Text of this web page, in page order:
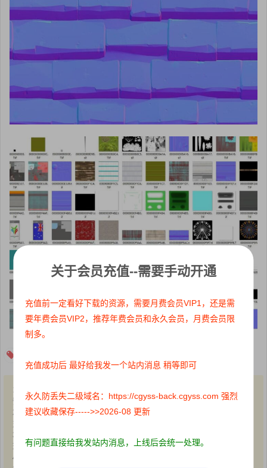
1、本站所有文章内容均来源于互联网，我站仅作收集整理，VIP/积分
赞助/打赏等费用仅为维持网站正常运转;
2、本站部分文章、图片不代表本站立场，并不代表本站赞同其观点和
对其真实性负责;
3、本站一律禁止以任何方式发布或转载任何违法的相关信息，访客发
现请向站长举报;
4、本站资源大多存储在云盘，如发现链接失效，请联系我们，我们会
关于会员充值--需要手动开通
充值前一定看好下载的资源，需要月费会员VIP1，还是需
要年费会员VIP2，推荐年费会员和永久会员，月费会员限
制多。
充值成功后 最好给我发一个站内消息 稍等即可
永久防丢失二级域名：https://cgyss-back.cgyss.com 强烈
建议收藏保存----->>2026-08 更新
有问题直接给我发站内消息，上线后会统一处理。